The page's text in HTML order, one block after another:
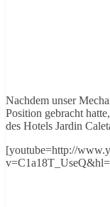
Nachdem unser
Position gebracht
des Hotels Jardin
[youtube=http://